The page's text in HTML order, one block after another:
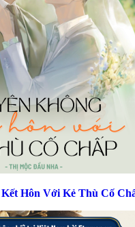
Hôn Với Kẻ Thù Cố